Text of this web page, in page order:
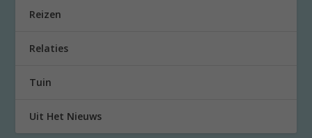
Reizen
Relaties
Tuin
Uit Het Nieuws